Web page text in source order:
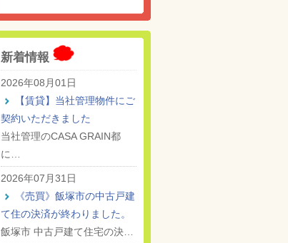
新着情報
2026年08月01日
【賃貸】当社管理物件にご
契約いただきました
当社管理のCASA GRAIN都
に…
2026年07月31日
《売買》飯塚市の中古戸建
て住の決済が終わりました。
飯塚市 中古戸建て住宅の決…